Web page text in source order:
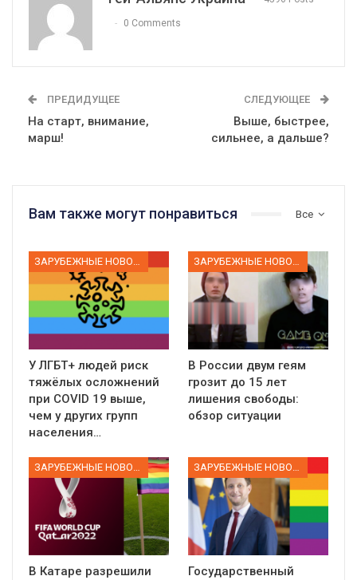
0 Comments
ПРЕДИДУЩЕЕ
На старт, внимание,
марш!
СЛЕДУЮЩЕЕ
Выше, быстрее,
сильнее, а дальше?
Все
Вам также могут понравиться
У ЛГБТ+ людей риск
тяжёлых осложнений
при COVID 19 выше,
чем у других групп
населения…
В России двум геям
грозит до 15 лет
лишения свободы:
обзор ситуации
ЗАРУБЕЖНЫЕ НОВОСТИ
В Катаре разрешили
ЗАРУБЕЖНЫЕ НОВОСТИ
Государственный